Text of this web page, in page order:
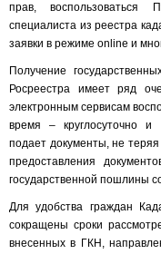
прав, воспользоваться
специалиста из реестра
заявки в режиме online и
Получение
Росреестра имеет ряд
электронным сервисам
время – круглосуточно и
подает документы, не
предоставления
государственной пошлины
Для удобства граждан
сокращены сроки
внесенных в ГКН,